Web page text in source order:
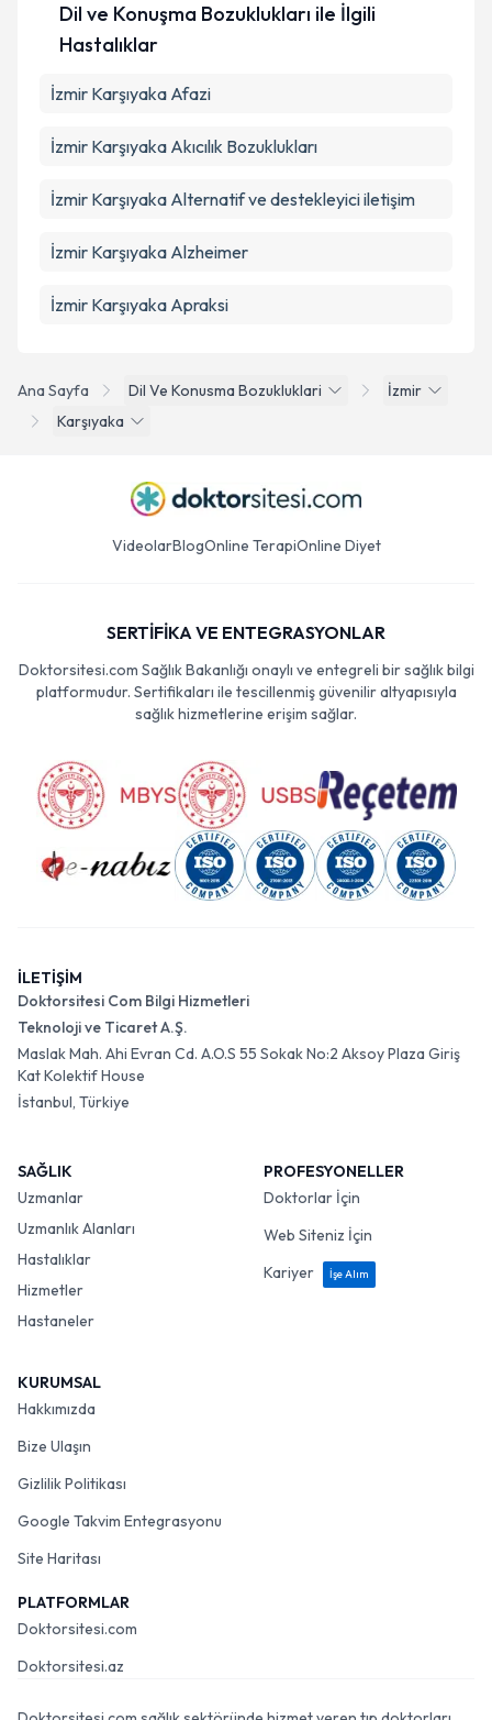
Ana Sayfa Dil Ve Konusma Bozukluklari
İzmir
Karşıyaka
Dil ve Konuşma Bozuklukları ile İlgili
Hastalıklar
İzmir Karşıyaka Afazi
İzmir Karşıyaka Akıcılık Bozuklukları
İzmir Karşıyaka Alternatif ve destekleyici iletişim
İzmir Karşıyaka Alzheimer
İzmir Karşıyaka Apraksi
VideolarBlogOnline TerapiOnline Diyet
SERTİFİKA VE ENTEGRASYONLAR
Doktorsitesi.com Sağlık Bakanlığı onaylı ve entegreli bir sağlık bilgi
platformudur. Sertifikaları ile tescillenmiş güvenilir altyapısıyla
sağlık hizmetlerine erişim sağlar.
İLETİŞİM
Doktorsitesi Com Bilgi Hizmetleri
Teknoloji ve Ticaret A.Ş.
Maslak Mah. Ahi Evran Cd. A.O.S 55 Sokak No:2 Aksoy Plaza Giriş
Kat Kolektif House
İstanbul, Türkiye
SAĞLIK
Uzmanlar
Uzmanlık Alanları
Hastalıklar
Hizmetler
Hastaneler
PROFESYONELLER
Doktorlar İçin
Web Siteniz İçin
Kariyer
İşe Alım
KURUMSAL
Hakkımızda
Bize Ulaşın
Gizlilik Politikası
Google Takvim Entegrasyonu
Site Haritası
PLATFORMLAR
Doktorsitesi.com
Doktorsitesi.az